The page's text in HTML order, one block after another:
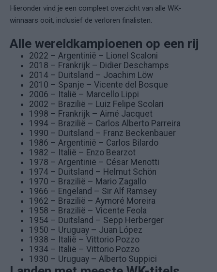
Hieronder vind je een compleet overzicht van alle WK-
winnaars ooit, inclusief de verloren finalisten.
Alle wereldkampioenen op een rij
2022 – Argentinië – Lionel Scaloni
2018 – Frankrijk – Didier Deschamps
2014 – Duitsland – Joachim Löw
2010 – Spanje – Vicente del Bosque
2006 – Italië – Marcello Lippi
2002 – Brazilië – Luiz Felipe Scolari
1998 – Frankrijk – Aimé Jacquet
1994 – Brazilië – Carlos Alberto Parreira
1990 – Duitsland – Franz Beckenbauer
1986 – Argentinië – Carlos Bilardo
1982 – Italië – Enzo Bearzot
1978 – Argentinië – César Menotti
1974 – Duitsland – Helmut Schön
1970 – Brazilië – Mario Zagallo
1966 – Engeland – Sir Alf Ramsey
1962 – Brazilië – Aymoré Moreira
1958 – Brazilië – Vicente Feola
1954 – Duitsland – Sepp Herberger
1950 – Uruguay – Juan López
1938 – Italië – Vittorio Pozzo
1934 – Italië – Vittorio Pozzo
1930 – Uruguay – Alberto Suppici